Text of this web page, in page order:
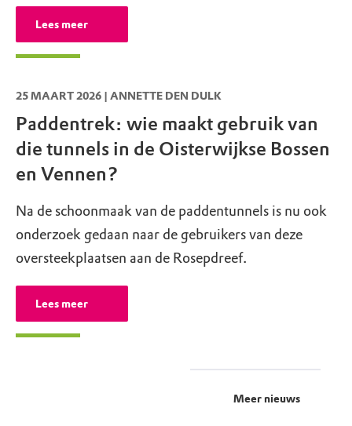
Lees meer
25 MAART 2026 | ANNETTE DEN DULK
Paddentrek: wie maakt gebruik van
die tunnels in de Oisterwijkse Bossen
en Vennen?
Na de schoonmaak van de paddentunnels is nu ook
onderzoek gedaan naar de gebruikers van deze
oversteekplaatsen aan de Rosepdreef.
Lees meer
Meer nieuws